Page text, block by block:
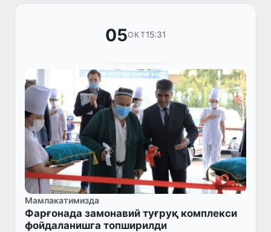
05ОКТ15:31
Мамлакатимизда
Фарғонада замонавий туғруқ комплекси
фойдаланишга топширилди